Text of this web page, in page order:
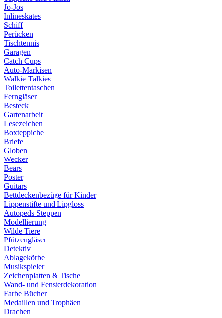
Jo-Jos
Inlineskates
Schiff
Perücken
Tischtennis
Garagen
Catch Cups
Auto-Markisen
Walkie-Talkies
Toilettentaschen
Ferngläser
Besteck
Gartenarbeit
Lesezeichen
Boxteppiche
Briefe
Globen
Wecker
Bears
Poster
Guitars
Bettdeckenbezüge für Kinder
Lippenstifte und Lipgloss
Autopeds Steppen
Modellierung
Wilde Tiere
Pfützengläser
Detektiv
Ablagekörbe
Musikspieler
Zeichenplatten & Tische
Wand- und Fensterdekoration
Farbe Bücher
Medaillen und Trophäen
Drachen